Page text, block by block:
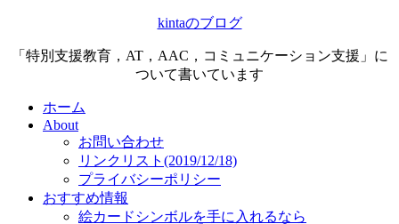
kintaのブログ
「特別支援教育，AT，AAC，コミュニケーション支援」に
ついて書いています
ホーム
About
お問い合わせ
リンクリスト(2019/12/18)
プライバシーポリシー
おすすめ情報
絵カードシンボルを手に入れるなら